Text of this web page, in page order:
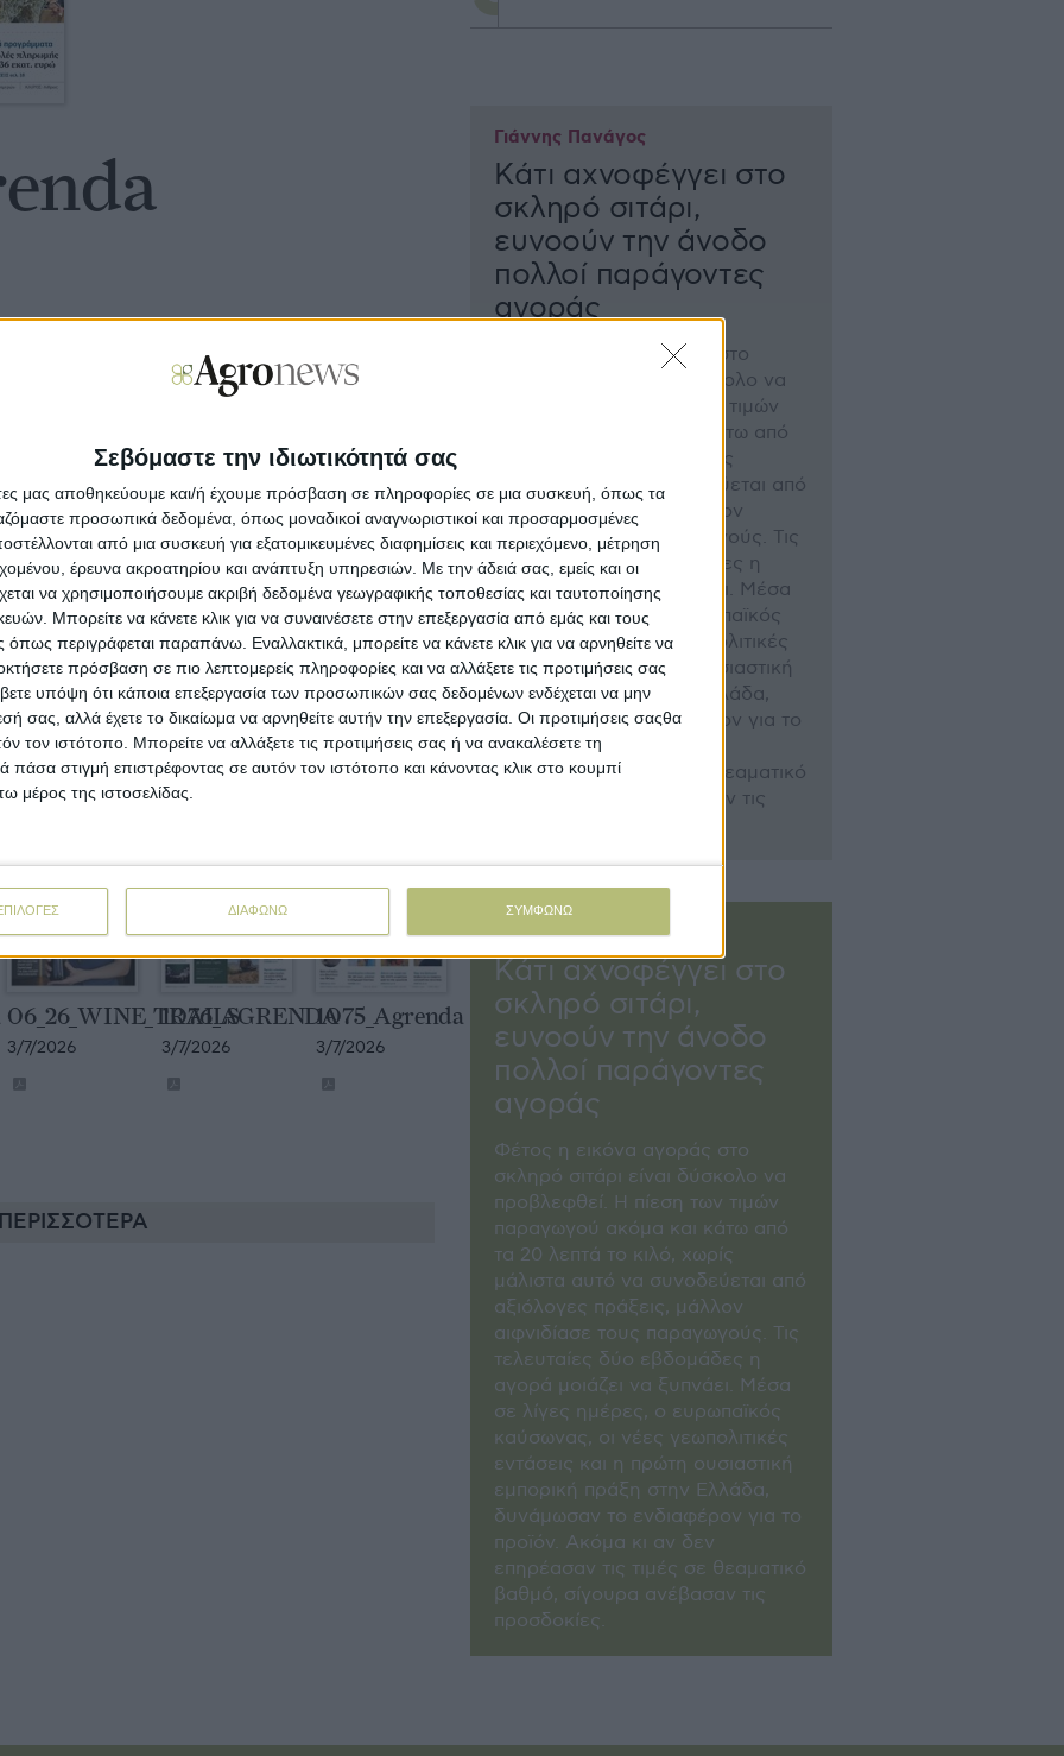
Σεβόμαστε την ιδιωτικότητά σας
μας αποθηκεύουμε και/ή έχουμε πρόσβαση σε πληροφορίες σε μια συσκευή, όπως τα
προσωπικά δεδομένα, όπως μοναδικοί αναγνωριστικοί και προσαρμοσμένες
από μια συσκευή για εξατομικευμένες διαφημίσεις και περιεχόμενο, μέτρηση
έρευνα ακροατηρίου και ανάπτυξη υπηρεσιών. Με την άδειά σας, εμείς και οι
να χρησιμοποιήσουμε ακριβή δεδομένα γεωγραφικής τοποθεσίας και ταυτοποίησης
Μπορείτε να κάνετε κλικ για να συναινέσετε στην επεξεργασία από εμάς και τους
περιγράφεται παραπάνω. Εναλλακτικά, μπορείτε να κάνετε κλικ για να αρνηθείτε να
πρόσβαση σε πιο λεπτομερείς πληροφορίες και να αλλάξετε τις προτιμήσεις σας
υπόψη ότι κάποια επεξεργασία των προσωπικών σας δεδομένων ενδέχεται να μην
σας, αλλά έχετε το δικαίωμα να αρνηθείτε αυτήν την επεξεργασία. Οι προτιμήσεις σαςθα
τον ιστότοπο. Μπορείτε να αλλάξετε τις προτιμήσεις σας ή να ανακαλέσετε τη
στιγμή επιστρέφοντας σε αυτόν τον ιστότοπο και κάνοντας κλικ στο κουμπί
μέρος της ιστοσελίδας.
ΔΙΑΦΩΝΩ ΣΥΜΦΩΝΩ
1079_Agrenda
20/7/2026
07_26_ELAIAS
14/7/2026
07_2026_Profi
14/7/2026
06_26_WINE_TRAILS
3/7/2026
1076_AGRENDA
3/7/2026
1075_Agrenda
3/7/2026
ΠΕΡΙΣΣΟΤΕΡΑ
Κάτι αχνοφέγγει στο
σκληρό σιτάρι,
ευνοούν την άνοδο
πολλοί παράγοντες
αγοράς
Γιάννης Πανάγος
Φέτος η εικόνα αγοράς στο
σκληρό σιτάρι είναι δύσκολο να
προβλεφθεί. Η πίεση των τιµών
παραγωγού ακόµα και κάτω από
τα 20 λεπτά το κιλό, χωρίς
µάλιστα αυτό να συνοδεύεται από
αξιόλογες πράξεις, µάλλον
αιφνιδίασε τους παραγωγούς. Τις
τελευταίες δύο εβδοµάδες η
αγορά µοιάζει να ξυπνάει. Μέσα
σε λίγες ηµέρες, ο ευρωπαϊκός
καύσωνας, οι νέες γεωπολιτικές
εντάσεις και η πρώτη ουσιαστική
εµπορική πράξη στην Ελλάδα,
δυνάµωσαν το ενδιαφέρον για το
προϊόν. Ακόµα κι αν δεν
επηρέασαν τις τιµές σε θεαµατικό
βαθµό, σίγουρα ανέβασαν τις
Κάτι αχνοφέγγει στο
σκληρό σιτάρι,
ευνοούν την άνοδο
πολλοί παράγοντες
αγοράς
Γιάννης Πανάγος
Φέτος η εικόνα αγοράς στο
σκληρό σιτάρι είναι δύσκολο να
προβλεφθεί. Η πίεση των τιµών
παραγωγού ακόµα και κάτω από
τα 20 λεπτά το κιλό, χωρίς
µάλιστα αυτό να συνοδεύεται από
αξιόλογες πράξεις, µάλλον
αιφνιδίασε τους παραγωγούς. Τις
τελευταίες δύο εβδοµάδες η
αγορά µοιάζει να ξυπνάει. Μέσα
σε λίγες ηµέρες, ο ευρωπαϊκός
καύσωνας, οι νέες γεωπολιτικές
εντάσεις και η πρώτη ουσιαστική
εµπορική πράξη στην Ελλάδα,
δυνάµωσαν το ενδιαφέρον για το
προϊόν. Ακόµα κι αν δεν
επηρέασαν τις τιµές σε θεαµατικό
βαθµό, σίγουρα ανέβασαν τις
προσδοκίες.